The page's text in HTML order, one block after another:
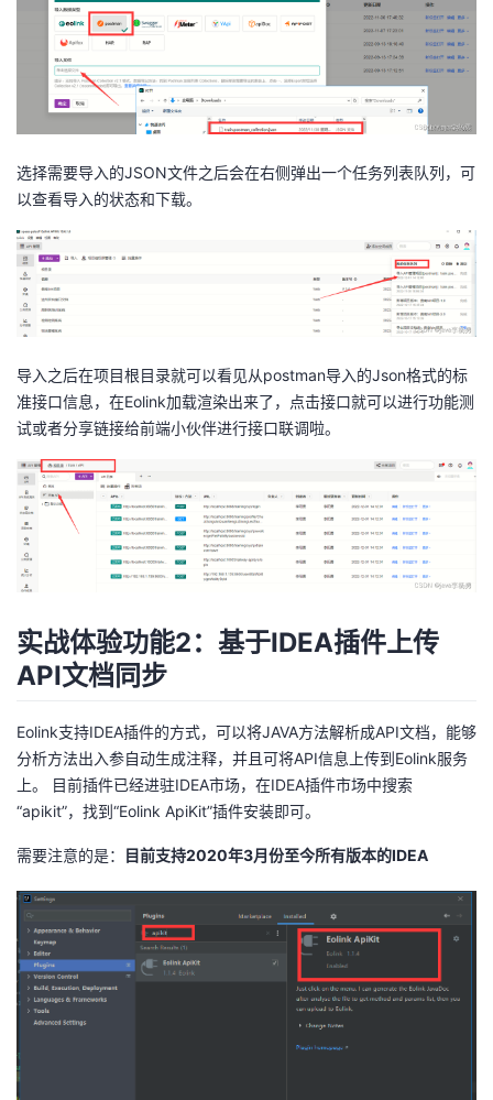
选择需要导入的JSON文件之后会在右侧弹出一个任务列表队列，可
以查看导入的状态和下载。
导入之后在项目根目录就可以看见从postman导入的Json格式的标
准接口信息，在Eolink加载渲染出来了，点击接口就可以进行功能测
试或者分享链接给前端小伙伴进行接口联调啦。
实战体验功能2：基于IDEA插件上传
API文档同步
Eolink支持IDEA插件的方式，可以将JAVA方法解析成API文档，能够
分析方法出入参自动生成注释，并且可将API信息上传到Eolink服务
上。 目前插件已经进驻IDEA市场，在IDEA插件市场中搜索
“apikit”，找到“Eolink ApiKit”插件安装即可。
需要注意的是： 目前支持2020年3月份至今所有版本的IDEA